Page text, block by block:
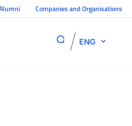
Companies and Organisations
ENG